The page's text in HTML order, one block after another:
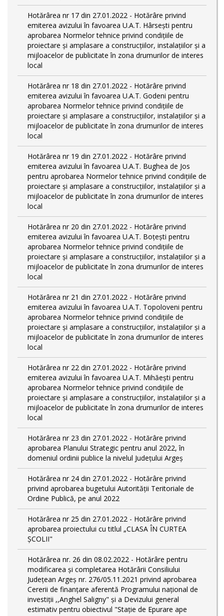
Hotărârea nr 17 din 27.01.2022 - Hotărâre privind
emiterea avizului în favoarea U.A.T. Hârsești pentru
aprobarea Normelor tehnice privind condiţiile de
proiectare şi amplasare a construcţiilor, instalaţiilor şi a
mijloacelor de publicitate în zona drumurilor de interes
local
Hotărârea nr 18 din 27.01.2022 - Hotărâre privind
emiterea avizului în favoarea U.A.T. Godeni pentru
aprobarea Normelor tehnice privind condiţiile de
proiectare şi amplasare a construcţiilor, instalaţiilor şi a
mijloacelor de publicitate în zona drumurilor de interes
local
Hotărârea nr 19 din 27.01.2022 - Hotărâre privind
emiterea avizului în favoarea U.A.T. Bughea de Jos
pentru aprobarea Normelor tehnice privind condiţiile de
proiectare şi amplasare a construcţiilor, instalaţiilor şi a
mijloacelor de publicitate în zona drumurilor de interes
local
Hotărârea nr 20 din 27.01.2022 - Hotărâre privind
emiterea avizului în favoarea U.A.T. Boțești pentru
aprobarea Normelor tehnice privind condiţiile de
proiectare şi amplasare a construcţiilor, instalaţiilor şi a
mijloacelor de publicitate în zona drumurilor de interes
local
Hotărârea nr 21 din 27.01.2022 - Hotărâre privind
emiterea avizului în favoarea U.A.T. Topoloveni pentru
aprobarea Normelor tehnice privind condiţiile de
proiectare şi amplasare a construcţiilor, instalaţiilor şi a
mijloacelor de publicitate în zona drumurilor de interes
local
Hotărârea nr 22 din 27.01.2022 - Hotărâre privind
emiterea avizului în favoarea U.A.T. Mihăești pentru
aprobarea Normelor tehnice privind condiţiile de
proiectare şi amplasare a construcţiilor, instalaţiilor şi a
mijloacelor de publicitate în zona drumurilor de interes
local
Hotărârea nr 23 din 27.01.2022 - Hotărâre privind
aprobarea Planului Strategic pentru anul 2022, în
domeniul ordinii publice la nivelul Județului Argeș
Hotărârea nr 24 din 27.01.2022 - Hotărâre privind
privind aprobarea bugetului Autorității Teritoriale de
Ordine Publică, pe anul 2022
Hotărârea nr 25 din 27.01.2022 - Hotărâre privind
aprobarea proiectului cu titlul „CLASA ÎN CURTEA
ȘCOLII"
Hotărârea nr. 26 din 08.02.2022 - Hotărâre pentru
modificarea și completarea Hotărârii Consiliului
Județean Argeș nr. 276/05.11.2021 privind aprobarea
Cererii de finanțare aferentă Programului național de
investiții ,,Anghel Saligny" și a Devizului general
estimativ pentru obiectivul "Stație de Epurare ape